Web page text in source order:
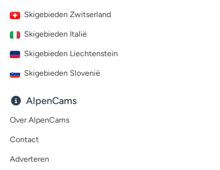
Skigebieden Zwitserland
Skigebieden Italië
Skigebieden Liechtenstein
Skigebieden Slovenië
AlpenCams
Over AlpenCams
Contact
Adverteren